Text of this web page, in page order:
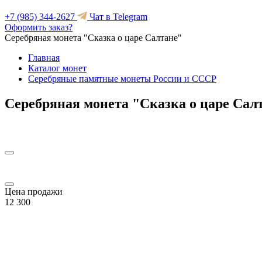
+7 (985) 344-2627
Чат в Telegram
Оформить заказ?
Серебряная монета "Сказка о царе Салтане"
Главная
Каталог монет
Серебряные памятные монеты России и СССР
Серебряная монета "Сказка о царе
Цена продажи
12 300